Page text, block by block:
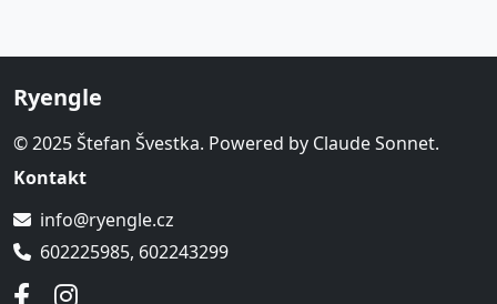
Ryengle
© 2025 Štefan Švestka. Powered by Claude Sonnet.
Kontakt
info@ryengle.cz
602225985, 602243299